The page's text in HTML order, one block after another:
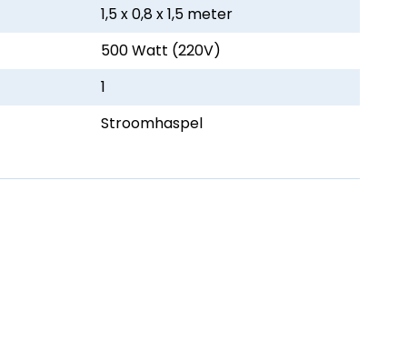
1,5 x 0,8 x 1,5 meter
500 Watt (220V)
1
Stroomhaspel